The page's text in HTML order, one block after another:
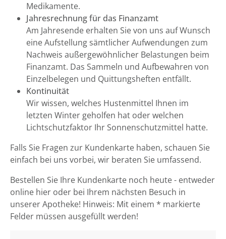
Medikamente.
Jahresrechnung für das Finanzamt
Am Jahresende erhalten Sie von uns auf Wunsch
eine Aufstellung sämtlicher Aufwendungen zum
Nachweis außergewöhnlicher Belastungen beim
Finanzamt. Das Sammeln und Aufbewahren von
Einzelbelegen und Quittungsheften entfällt.
Kontinuität
Wir wissen, welches Hustenmittel Ihnen im
letzten Winter geholfen hat oder welchen
Lichtschutzfaktor Ihr Sonnenschutzmittel hatte.
Falls Sie Fragen zur Kundenkarte haben, schauen Sie
einfach bei uns vorbei, wir beraten Sie umfassend.
Bestellen Sie Ihre Kundenkarte noch heute - entweder
online hier oder bei Ihrem nächsten Besuch in
unserer Apotheke! Hinweis: Mit einem * markierte
Felder müssen ausgefüllt werden!